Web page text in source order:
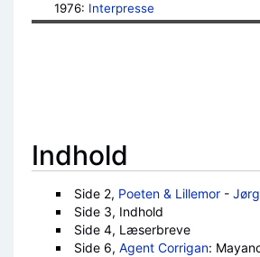
1976: Interpresse
Indhold
Side 2, Poeten & Lillemor-
Side 3, Indhold
Side 4, Læserbreve
Side 6, Agent Corrigan: